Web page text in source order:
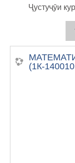
Ҷустуҷӯи
(1К-